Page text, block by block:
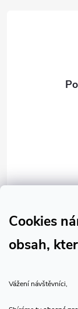
Cookies
obsah,
Vážení návštěvníci,